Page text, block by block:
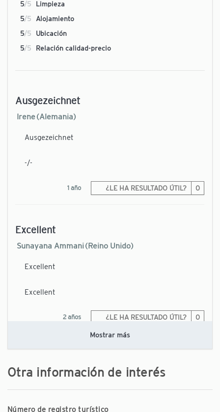
5/5
Limpieza
5/5
Alojamiento
5/5
Ubicación
5/5 Relación calidad-precio
Ausgezeichnet
Irene (Alemania)
Ausgezeichnet
-/-
¿LE HA RESULTADO ÚTIL? 0
1 año
Excellent
Sunayana Ammani (Reino Unido)
Excellent
Excellent
¿LE HA RESULTADO ÚTIL? 0
2 años
Heidi (Alemania)
Mostrar más
Otra información de interés
Número de registro turístico